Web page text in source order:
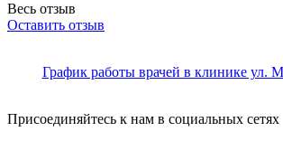
Весь отзыв
Оставить отзыв
График работы врачей в клинике ул.
Присоединяйтесь к нам в социальных сетях